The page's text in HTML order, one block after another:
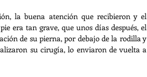
la buena atención que recibieron y el
era tan grave, que unos días después, el
de su pierna, por debajo de la rodilla y
su cirugía, lo enviaron de vuelta a